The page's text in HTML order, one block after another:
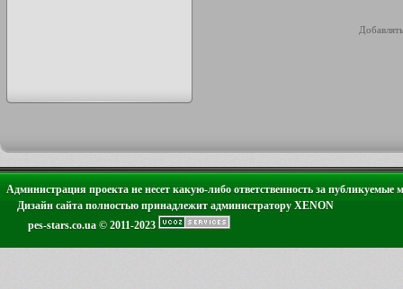
Администрация проекта не несет какую-либо ответственность за публикуемые
Дизайн сайта полностью принадлежит администратору XENON
pes-stars.co.ua © 2011-2023